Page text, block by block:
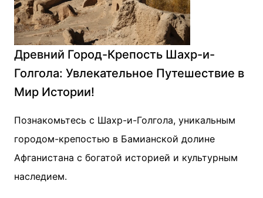
Древний Город-Крепость Шахр-и-
Голгола: Увлекательное Путешествие в
Мир Истории!
Познакомьтесь с Шахр-и-Голгола, уникальным
городом-крепостью в Бамианской долине
Афганистана с богатой историей и культурным
наследием.